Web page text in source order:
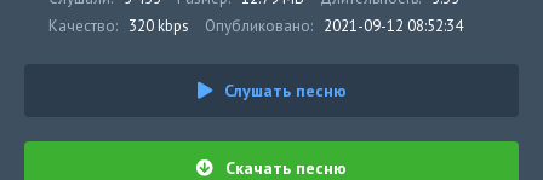
Качество: 320 kbps Опубликовано: 2021-09-12 08:52:34
Слушать песню
Скачать песню